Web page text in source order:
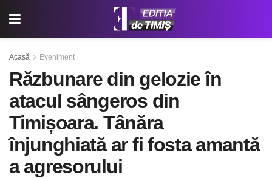
Acasă Eveniment
Răzbunare din gelozie în
atacul sângeros din
Timișoara. Tânăra
înjunghiată ar fi fosta amantă
a agresorului